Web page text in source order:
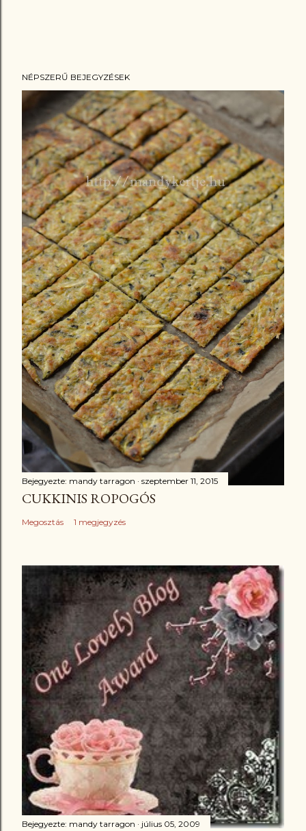
NÉPSZERŰ BEJEGYZÉSEK
Bejegyezte: mandy tarragon szeptember 11, 2015
CUKKINIS ROPOGÓS
Megosztás 1 megjegyzés
Bejegyezte: mandy tarragon július 05, 2009